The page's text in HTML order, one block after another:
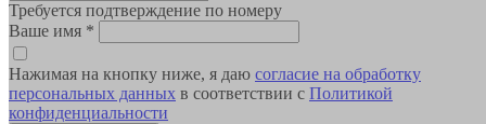
Требуется подтверждение по номеру
Ваше имя *
Нажимая на кнопку ниже, я даю согласие на обработку
персональных данных в соответствии с Политикой
конфиденциальности